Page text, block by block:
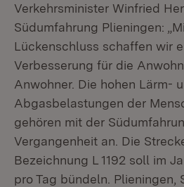
Verkehrsminister Winfried
Südumfahrung Plieningen:
Lückenschluss schaffen wir
Verbesserung für die
Anwohner. Die hohen Lärm-
Abgasbelastungen der
gehören mit der
Vergangenheit an. Die
Bezeichnung L 1192 soll im
pro Tag bündeln. Plieningen,